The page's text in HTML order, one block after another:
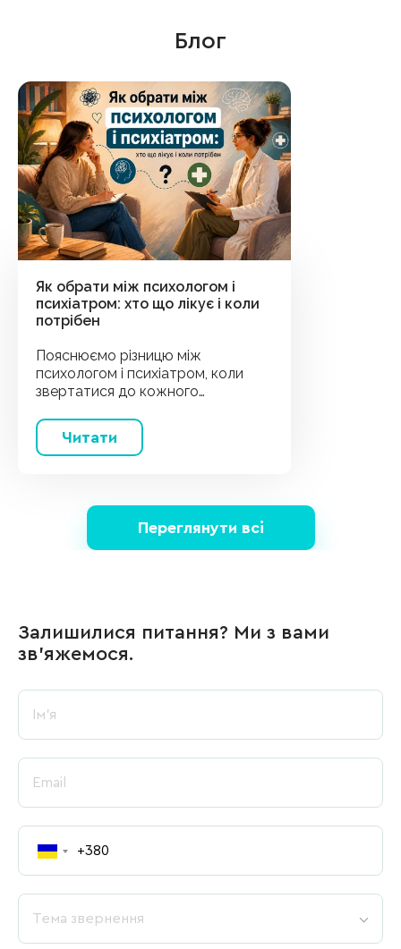
Блог
Як обрати між психологом і
психіатром: хто що лікує і коли
потрібен
Пояснюємо різницю між
психологом і психіатром, коли
звертатися до кожного
поєднувати лікування.
Читати
Переглянути всі
Залишилися питання? Ми з вами
зв’яжемося.
Тема звернення